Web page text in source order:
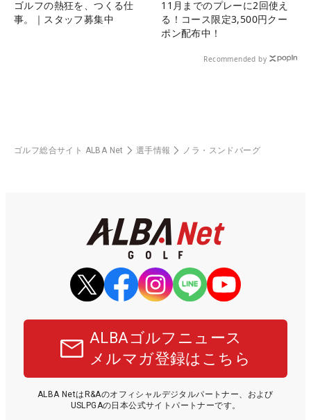
ゴルフの熱狂を、つくる仕
事。｜スタッフ募集中
11月までのプレーに2回使え
る！コース限定3,500円クー
ポン配布中！
Recommended by
ゴルフ総合サイト ALBA Net 選手情報 ノラ・スンドバーグ
ALBAゴルフニュース
メルマガ登録はこちら
ALBA NetはR&Aのオフィシャルデジタルパートナー、および
USLPGAの日本公式サイトパートナーです。